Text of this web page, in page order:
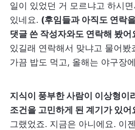
일이 있었던 거 모르냐고 하시
있네요. (후임들과 아직도 연락
댓글 쓴 작성자와도 연락해 봤어
있길래 연락해서 맞냐고 물어봤
가끔 밥도 먹고, 올해는 야구장
지식이 풍부한 사람이 이상형이
조건을 고민하게 된 계기가 있어
그랬었죠. 지금은 아니에요. 이